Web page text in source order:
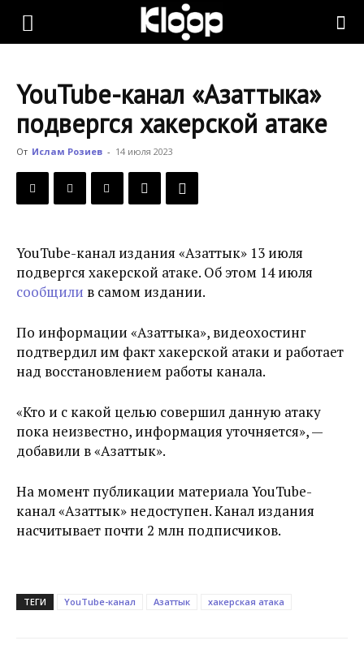
KLOOP.KG
Новости
YouTube-канал «Азаттыка»
подвергся хакерской атаке
От Ислам Розиев - 14 июля 2023
YouTube-канал издания «Азаттык» 13 июля
подвергся хакерской атаке. Об этом 14 июля
сообщили в самом издании.
По информации «Азаттыка», видеохостинг
подтвердил им факт хакерской атаки и работает
над восстановлением работы канала.
«Кто и с какой целью совершил данную атаку
пока неизвестно, информация уточняется», —
добавили в «Азаттык».
На момент публикации материала YouTube-
канал «Азаттык» недоступен. Канал издания
насчитывает почти 2 млн подписчиков.
ТЕГИ YouTube-канал Азаттык хакерская атака